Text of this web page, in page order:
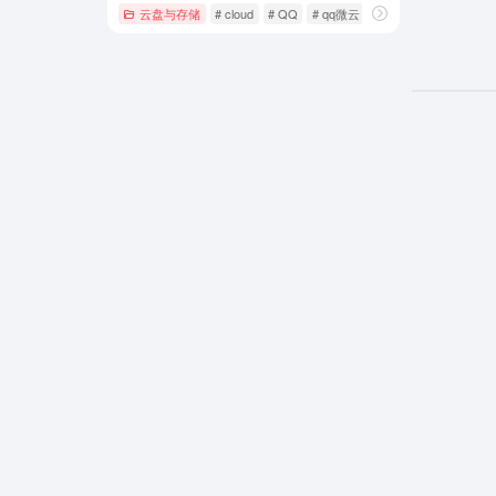
云盘与存储 # cloud # QQ # qq微云